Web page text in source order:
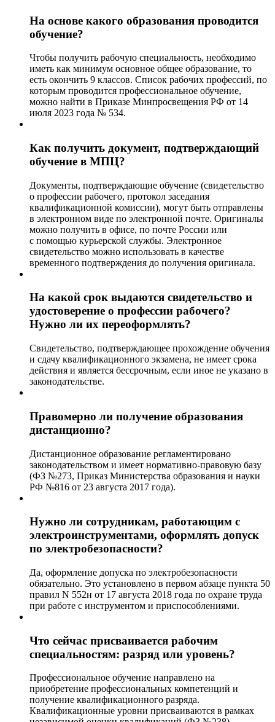
На основе какого образования проводится
обучение?
Чтобы получить рабочую специальность, необходимо
иметь как минимум основное общее образование, то
есть окончить 9 классов. Список рабочих профессий, по
которым проводится профессиональное обучение,
можно найти в Приказе Минпросвещения РФ от 14
июля 2023 года № 534.
Как получить документ, подтверждающий
обучение в МПЦ?
Документы, подтверждающие обучение (свидетельство
о профессии рабочего, протокол заседания
квалификационной комиссии), могут быть отправлены
в электронном виде по электронной почте. Оригиналы
можно получить в офисе, по почте России или
с помощью курьерской службы. Электронное
свидетельство можно использовать в качестве
временного подтверждения до получения оригинала.
На какой срок выдаются свидетельство и
удостоверение о профессии рабочего?
Нужно ли их переоформлять?
Свидетельство, подтверждающее прохождение обучения
и сдачу квалификационного экзамена, не имеет срока
действия и является бессрочным, если иное не указано в
законодательстве.
Правомерно ли получение образования
дистанционно?
Дистанционное образование регламентировано
законодательством и имеет нормативно-правовую базу
(ФЗ №273, Приказ Министерства образования и науки
РФ №816 от 23 августа 2017 года).
Нужно ли сотрудникам, работающим с
электроинструментами, оформлять допуск
по электробезопасности?
Да, оформление допуска по электробезопасности
обязательно. Это установлено в первом абзаце пункта 50
правил N 552н от 17 августа 2018 года по охране труда
при работе с инструментом и приспособлениями.
Что сейчас присваивается рабочим
специальностям: разряд или уровень?
Профессиональное обучение направлено на
приобретение профессиональных компетенций и
получение квалификационного разряда.
Квалификационные уровни присваиваются в рамках